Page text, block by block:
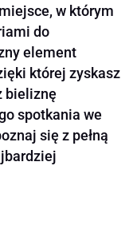
w którym
do
element
której zyskasz
bieliznę
spotkania we
się z pełną